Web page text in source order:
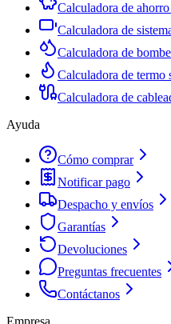
Calculadora de
Calculadora de
Calculadora de
Calculadora de termo
Calculadora de
Ayuda
Cómo comprar
Notificar pago
Despacho y envíos
Garantías
Devoluciones
Preguntas frecuentes
Contáctanos
Empresa